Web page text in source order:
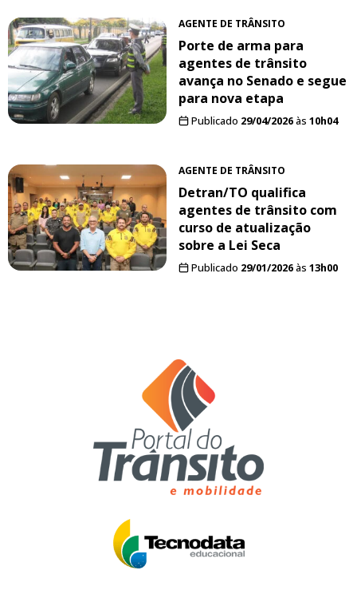
AGENTE DE TRÂNSITO
Porte de arma para
agentes de trânsito
avança no Senado e segue
para nova etapa
Publicado 29/04/2026às 10h04
AGENTE DE TRÂNSITO
Detran/TO qualifica
agentes de trânsito com
curso de atualização
sobre a Lei Seca
Publicado 29/01/2026às 13h00